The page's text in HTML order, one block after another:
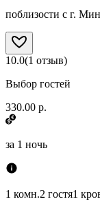
поблизости с г.
10.0(1 отзыв)
Выбор гостей
330.00 р.
за 1 ночь
1 комн.2 гостя1